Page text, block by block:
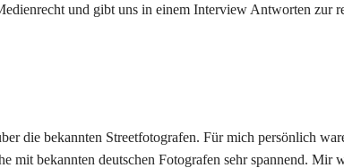
und gibt uns in einem Interview Antworten zur
die bekannten Streetfotografen. Für mich persönlich
bekannten deutschen Fotografen sehr spannend. Mir